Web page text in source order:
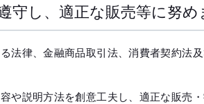
し、適正な販売等に努め
法律、金融商品取引法、消費者契約法
説明方法を創意工夫し、適正な販売・